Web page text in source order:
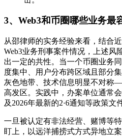
3、 Web3和币圈哪些业务最
从邵律师的实务经验来看，结合
Web3业务刑事案件情况，上述风
出一定的共性。当一个币圈业务
度集中、用户分布跨区域且部分
灰色地带、技术信息明显不对称
高发区。实践中，办案单位通常会
及2026年最新的2·6通知等政策文
一旦被认定有非法经营、赌博等
盯上，以远洋捕捞式方式异地立